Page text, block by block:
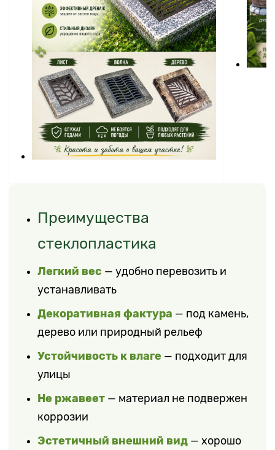
Преимущества
стеклопластика
Легкий вес — удобно перевозить и
устанавливать
Декоративная фактура — под камень,
дерево или природный рельеф
Устойчивость к влаге — подходит для
улицы
Не ржавеет — материал не подвержен
коррозии
Эстетичный внешний вид — хорошо